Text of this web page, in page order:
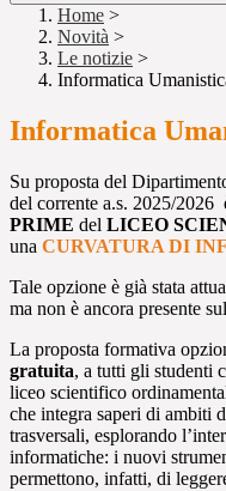
Home >
Novità >
Le notizie >
Informatica
Informatica
Su proposta del
del corrente a.s. 2025/2026
PRIME del LICEO
una CURVATURA DI
Tale opzione è già stata
ma non è ancora presente
La proposta formativa
gratuita, a tutti gli studenti
liceo scientifico
che integra saperi di ambiti
trasversali, esplorando
informatiche: i nuovi
permettono, infatti, di